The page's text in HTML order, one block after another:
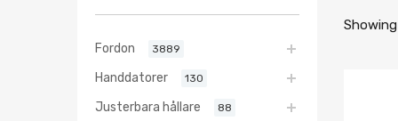
Fordon 3889
Handdatorer 130
Justerbara hållare 88